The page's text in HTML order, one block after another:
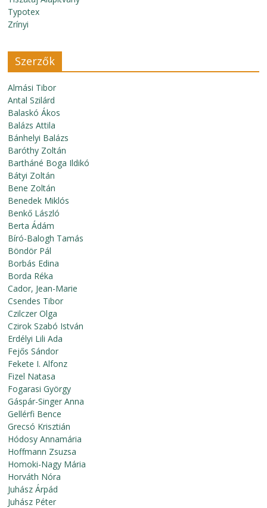
Typotex
Zrínyi
Szerzők
Almási Tibor
Antal Szilárd
Balaskó Ákos
Balázs Attila
Bánhelyi Balázs
Baróthy Zoltán
Bartháné Boga Ildikó
Bátyi Zoltán
Bene Zoltán
Benedek Miklós
Benkő László
Berta Ádám
Bíró-Balogh Tamás
Böndör Pál
Borbás Edina
Borda Réka
Cador, Jean-Marie
Csendes Tibor
Czilczer Olga
Czirok Szabó István
Erdélyi Lili Ada
Fejős Sándor
Fekete I. Alfonz
Fizel Natasa
Fogarasi György
Gáspár-Singer Anna
Gellérfi Bence
Grecsó Krisztián
Hódosy Annamária
Hoffmann Zsuzsa
Homoki-Nagy Mária
Horváth Nóra
Juhász Árpád
Juhász Péter